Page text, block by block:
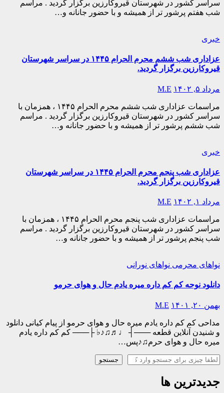
سراسر کشور در شهرستان قیروکارزین برگزار گردید . مراسم
شب هفتم پرشور تر از همیشه و با حضور جانانه و…
خبری
عزاداری شب ششم محرم الحرام ۱۴۴۵ در سراسر شهرستان
قیروکارزین برگزار گردید.
مرداد ۵, ۱۴۰۲ M.E
مراسمات عزاداری شب ششم محرم الحرام ۱۴۴۵ ، همزمان با
سراسر کشور در شهرستان قیروکارزین برگزار گردید . مراسم
شب ششم پرشور تر از همیشه و با حضور جانانه و…
خبری
عزاداری شب پنجم محرم الحرام ۱۴۴۵ در سراسر شهرستان
قیروکارزین برگزار گردید.
مرداد ۱, ۱۴۰۲ M.E
مراسمات عزاداری شب پنجم محرم الحرام ۱۴۴۵ ، همزمان با
سراسر کشور در شهرستان قیروکارزین برگزار گردید . مراسم
شب پنجم پرشور تر از همیشه و با حضور جانانه و…
نواهای محرمی نواهای نورانی
دانلود نوحه کم کم داره میره یادم حال و هوای حرمو
بهمن ۲۰, ۱۴۰۱ M.E
مداحی کم کم داره یادم میره حال و هوای حرمو از پیام کیانی دانلود
و شنیدن آنلاین قطعه ───┤ ♩♬♫♪♭ ├─── کم کم داره یادم
میره حال و هوای حرم♫♪پس…
جستجو
جستجو
جدیدترین ها